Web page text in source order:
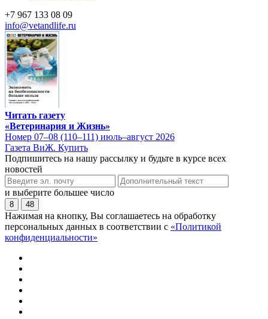
+7 967 133 08 09
info@vetandlife.ru
Читать газету
«Ветеринария и Жизнь»
Номер 07–08 (110–111) июль–август 2026
Газета ВиЖ. Купить
Подпишитесь на нашу рассылку и будьте в курсе всех
новостей
и выберите большее число
8 48
Нажимая на кнопку, Вы соглашаетесь на обработку
персональных данных в соответствии с «Политикой
конфиденциальности»